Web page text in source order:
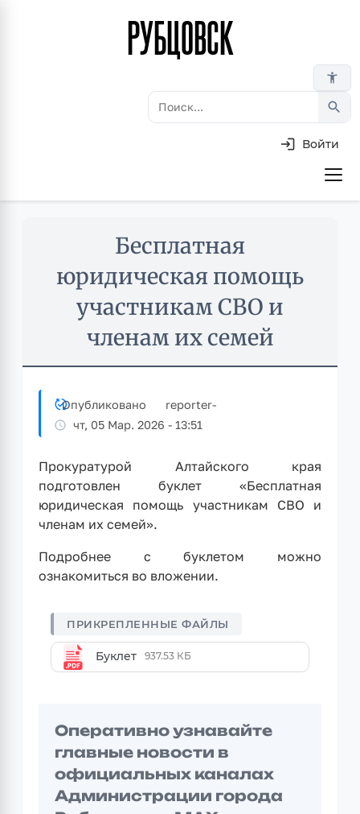
content
РУБЦОВСК
accessibility_new
search
Войти
Бесплатная
юридическая помощь
участникам СВО и
членам их семей
Опубликовано reporter-
чт, 05 Мар. 2026 - 13:51
Прокуратурой Алтайского края
подготовлен буклет «Бесплатная
юридическая помощь участникам СВО и
членам их семей».
Подробнее с буклетом можно
ознакомиться во вложении.
Буклет 937.53 КБ
Оперативно узнавайте
главные новости в
официальных каналах
Администрации города